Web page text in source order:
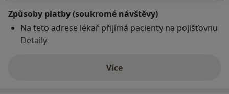
Způsoby platby (soukromé návštěvy)
Na teto adrese lékař přijímá pacienty na pojišťovnu
Detaily
Víceo adrese